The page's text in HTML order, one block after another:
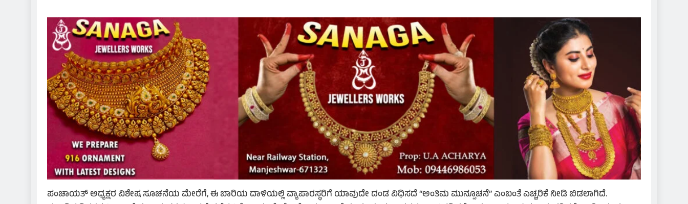
ಪಂಚಾಯತ್ ಅಧ್ಯಕ್ಷರ ವಿಶೇಷ ಸೂಚನೆಯ ಮೇರೆಗೆ, ಈ ಬಾರಿಯ ದಾಳಿಯಲ್ಲಿ ವ್ಯಾಪಾರಸ್ಥರಿಗೆ ಯಾವುದೇ ದಂಡ ವಿಧಿಸದೆ “ಅಂತಿಮ ಮುನ್ಸೂಚನೆ” ಎಂಬಂತೆ ಎಚ್ಚರಿಕೆ ನೀಡಿ ಬಿಡಲಾಗಿದೆ.